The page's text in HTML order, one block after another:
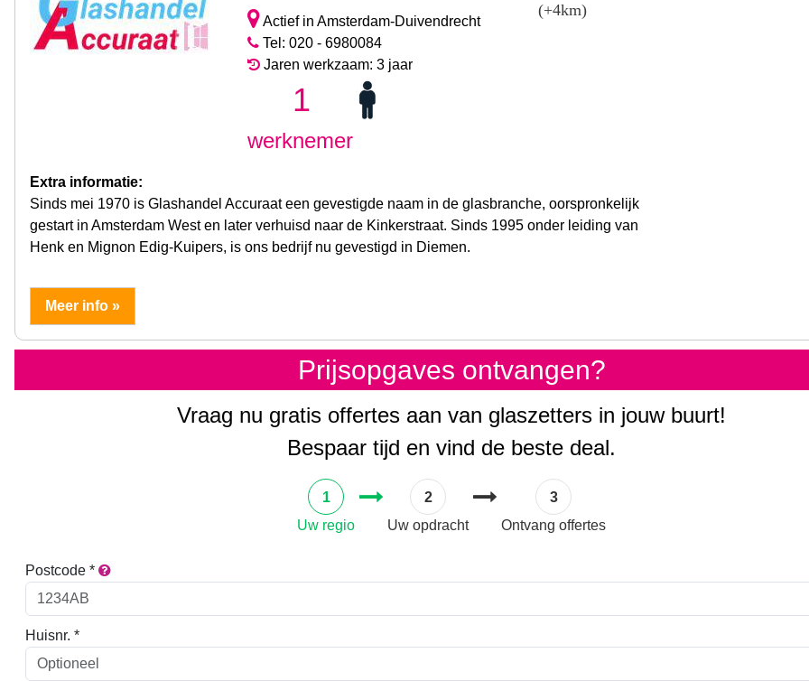
Actief in Amsterdam-Duivendrecht
Tel: 020 - 6980084
Jaren werkzaam: 3 jaar
1
werknemer
(+4km)
Extra informatie:
Sinds mei 1970 is Glashandel Accuraat een gevestigde naam in de glasbranche, oorspronkelijk
gestart in Amsterdam West en later verhuisd naar de Kinkerstraat. Sinds 1995 onder leiding van
Henk en Mignon Edig-Kuipers, is ons bedrijf nu gevestigd in Diemen.
Meer info »
Prijsopgaves ontvangen?
Vraag nu gratis offertes aan van glaszetters in jouw buurt!
Bespaar tijd en vind de beste deal.